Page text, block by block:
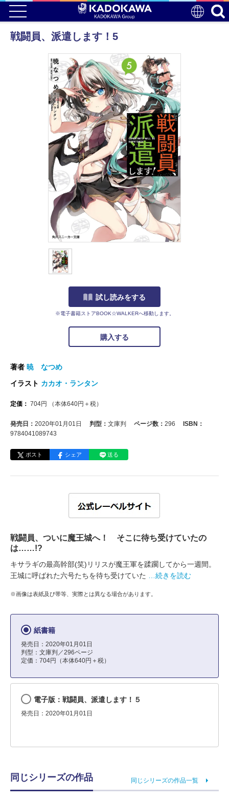
戦闘員、派遣します！5
試し読みをする
※電子書籍ストアBOOK☆WALKERへ移動します。
購入する
著者 暁 なつめ
イラスト カカオ・ランタン
定価： 704円 （本体640円＋税）
発売日： 2020年01月01日 判型： 文庫判 ページ数： 296
ISBN：
9784041089743
ポスト シェア 送る
戦闘員、ついに魔王城へ！ そこに待ち受けていたの
は……!?
キサラギの最高幹部(笑)リリスが魔王軍を蹂躙してから一週間。
王城に呼ばれた六号たちを待ち受けていた
…続きを読む
※画像は表紙及び帯等、実際とは異なる場合があります。
紙書籍
発売日：2020年01月01日
判型：文庫判／296ページ
定価：704円（本体640円＋税）
電子版：戦闘員、派遣します！５
発売日：2020年01月01日
同じシリーズの作品 同じシリーズの作品一覧